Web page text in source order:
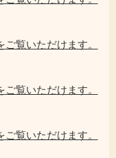
覧いただけます。
覧いただけます。
覧いただけます。